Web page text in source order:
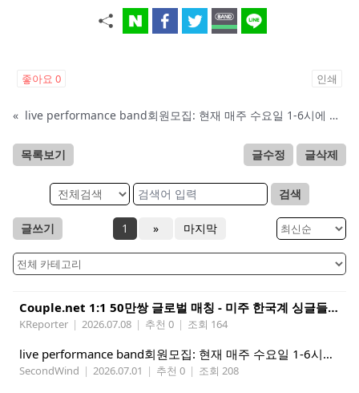
좋아요 0 인쇄
« live performance band회원모집: 현재 매주 수요일 1-6시에 전문 음악 Studio에서 활동중인 진짜 악기를 다루는 밴드입니다.
목록보기 글수정 글삭제
검색
글쓰기 1 » 마지막
Couple.net 1:1 50만쌍 글로벌 매칭 - 미주 한국계 싱글들 모이세요
KReporter | 2026.07.08 | 추천 0 | 조회 164
live performance band회원모집: 현재 매주 수요일 1-6시에 전문 음악 Studio에서 활동중인 진짜 악기를 다루는 밴드입니다.
SecondWind | 2026.07.01 | 추천 0 | 조회 208